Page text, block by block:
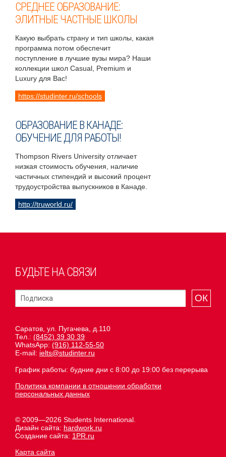
СРЕДНЕЕ ОБРАЗОВАНИЕ:
ЭЛИТНЫЕ ЧАСТНЫЕ ШКОЛЫ
Какую выбрать страну и тип школы, какая
программа потом обеспечит
поступление в лучшие вузы мира? Наши
коллекции школ Casual, Premium и
Luxury для Вас!
https://studinter.ru/schools
ОБРАЗОВАНИЕ В КАНАДЕ:
ОБУЧЕНИЕ ДЛЯ РАБОТЫ!
Thompson Rivers University отличает
низкая стоимость обучения, наличие
частичных стипендий и высокий процент
трудоустройства выпускников в Канаде.
http://truworld.ru/
БУДЬТЕ НА СВЯЗИ
ОК
Саратов, ул. Пугачева, д.110
Тел.: (8452) 39 30 39
WhatsApp: (916) 112-55-50
E-mail: ielts@studinter.ru
График работы: будние дни с 8:00 до 19:00 без перерыва
Политика компании в отношении обработки
персональных данных
© 2009—2026 Students International.
Дизайн сайта: hardwork.ru
Создание сайта: 1PR.ru
Карта сайта